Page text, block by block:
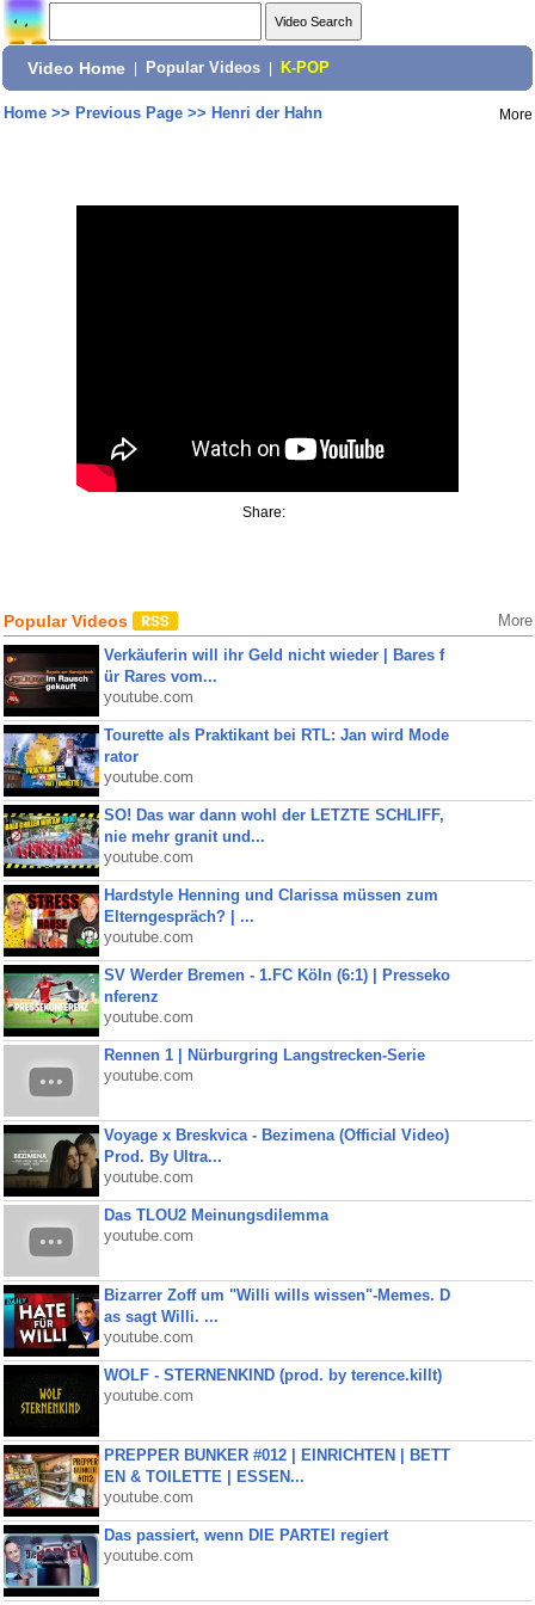
Video Home Popular Videos K-POP
Home>> Previous Page>> Henri der Hahn More
Share:
Popular Videos More
Verkäuferin will ihr Geld nicht wieder | Bares f
ür Rares vom...
youtube.com
Tourette als Praktikant bei RTL: Jan wird Mode
rator
youtube.com
SO! Das war dann wohl der LETZTE SCHLIFF,
nie mehr granit und...
youtube.com
Hardstyle Henning und Clarissa müssen zum
Elterngespräch? | ...
youtube.com
SV Werder Bremen - 1.FC Köln (6:1) | Presseko
nferenz
youtube.com
Rennen 1 | Nürburgring Langstrecken-Serie
youtube.com
Voyage x Breskvica - Bezimena (Official Video)
Prod. By Ultra...
youtube.com
Das TLOU2 Meinungsdilemma
youtube.com
Bizarrer Zoff um "Willi wills wissen"-Memes. D
as sagt Willi. ...
youtube.com
WOLF - STERNENKIND (prod. by terence.killt)
youtube.com
PREPPER BUNKER #012 | EINRICHTEN | BETT
EN & TOILETTE | ESSEN...
youtube.com
Das passiert, wenn DIE PARTEI regiert
youtube.com